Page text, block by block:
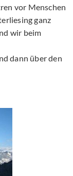
vor Menschen
ganz
wir beim
dann über den